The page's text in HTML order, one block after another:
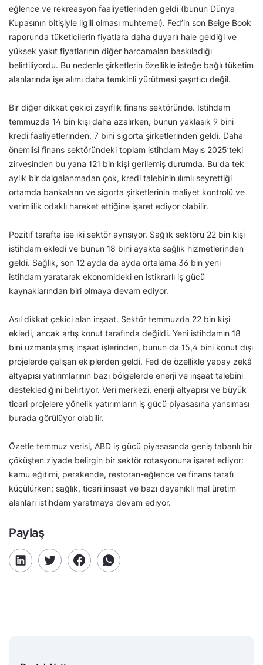
eğlence ve rekreasyon faaliyetlerinden geldi (bunun Dünya
Kupasının bitişiyle ilgili olması muhtemel). Fed’in son Beige Book
raporunda tüketicilerin fiyatlara daha duyarlı hale geldiği ve
yüksek yakıt fiyatlarının diğer harcamaları baskıladığı
belirtiliyordu. Bu nedenle şirketlerin özellikle isteğe bağlı tüketim
alanlarında işe alımı daha temkinli yürütmesi şaşırtıcı değil.
Bir diğer dikkat çekici zayıflık finans sektöründe. İstihdam
temmuzda 14 bin kişi daha azalırken, bunun yaklaşık 9 bini
kredi faaliyetlerinden, 7 bini sigorta şirketlerinden geldi. Daha
önemlisi finans sektöründeki toplam istihdam Mayıs 2025’teki
zirvesinden bu yana 121 bin kişi gerilemiş durumda. Bu da tek
aylık bir dalgalanmadan çok, kredi talebinin ılımlı seyrettiği
ortamda bankaların ve sigorta şirketlerinin maliyet kontrolü ve
verimlilik odaklı hareket ettiğine işaret ediyor olabilir.
Pozitif tarafta ise iki sektör ayrışıyor. Sağlık sektörü 22 bin kişi
istihdam ekledi ve bunun 18 bini ayakta sağlık hizmetlerinden
geldi. Sağlık, son 12 ayda da ayda ortalama 36 bin yeni
istihdam yaratarak ekonomideki en istikrarlı iş gücü
kaynaklarından biri olmaya devam ediyor.
Asıl dikkat çekici alan inşaat. Sektör temmuzda 22 bin kişi
ekledi, ancak artış konut tarafında değildi. Yeni istihdamın 18
bini uzmanlaşmış inşaat işlerinden, bunun da 15,4 bini konut dışı
projelerde çalışan ekiplerden geldi. Fed de özellikle yapay zekâ
altyapısı yatırımlarının bazı bölgelerde enerji ve inşaat talebini
desteklediğini belirtiyor. Veri merkezi, enerji altyapısı ve büyük
ticari projelere yönelik yatırımların iş gücü piyasasına yansıması
burada görülüyor olabilir.
Özetle temmuz verisi, ABD iş gücü piyasasında geniş tabanlı bir
çöküşten ziyade belirgin bir sektör rotasyonuna işaret ediyor:
kamu eğitimi, perakende, restoran-eğlence ve finans tarafı
küçülürken; sağlık, ticari inşaat ve bazı dayanıklı mal üretim
alanları istihdam yaratmaya devam ediyor.
Paylaş